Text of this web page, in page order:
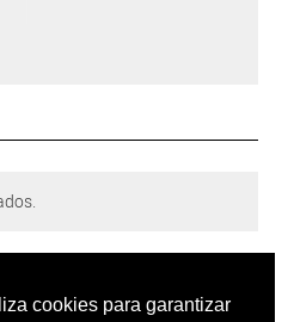
cookies para garantizar